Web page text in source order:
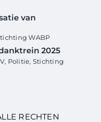
van
WABP
2025
, Politie, Stichting
RECHTEN